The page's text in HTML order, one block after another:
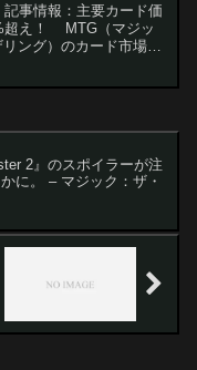
記事情報：主要カード価
超え！ MTG（マジッ
ング）のカード市場は
2』のスポイラーが注
に。 – マジック：ザ・